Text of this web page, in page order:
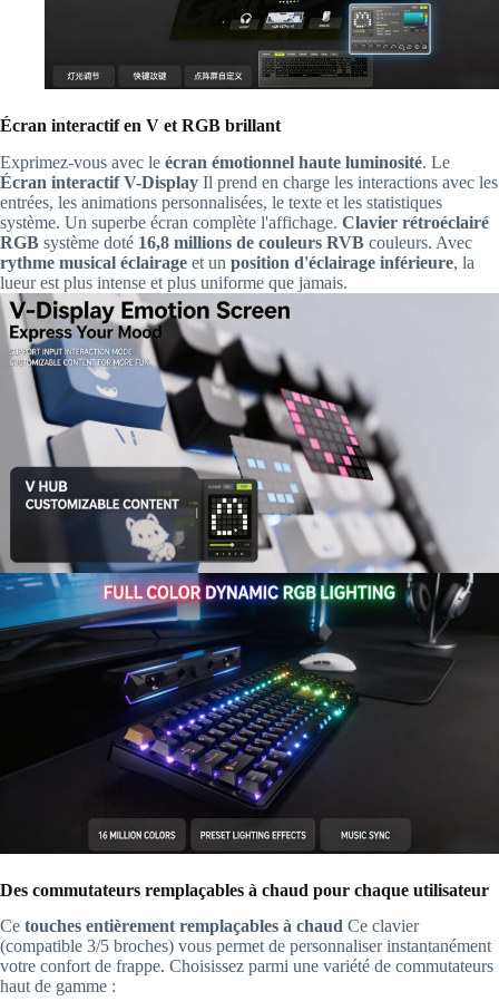
Écran interactif en V et RGB brillant
Exprimez-vous avec le écran émotionnel haute luminosité. Le
Écran interactif V-Display Il prend en charge les interactions avec les
entrées, les animations personnalisées, le texte et les statistiques
système. Un superbe écran complète l'affichage. Clavier rétroéclairé
RGB système doté 16,8 millions de couleurs RVB couleurs. Avec
rythme musical éclairage et un position d'éclairage inférieure, la
lueur est plus intense et plus uniforme que jamais.
Des commutateurs remplaçables à chaud pour chaque utilisateur
Ce touches entièrement remplaçables à chaud Ce clavier
(compatible 3/5 broches) vous permet de personnaliser instantanément
votre confort de frappe. Choisissez parmi une variété de commutateurs
haut de gamme :